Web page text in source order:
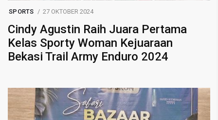
SPORTS 27 OKTOBER 2024
Cindy Agustin Raih Juara Pertama
Kelas Sporty Woman Kejuaraan
Bekasi Trail Army Enduro 2024